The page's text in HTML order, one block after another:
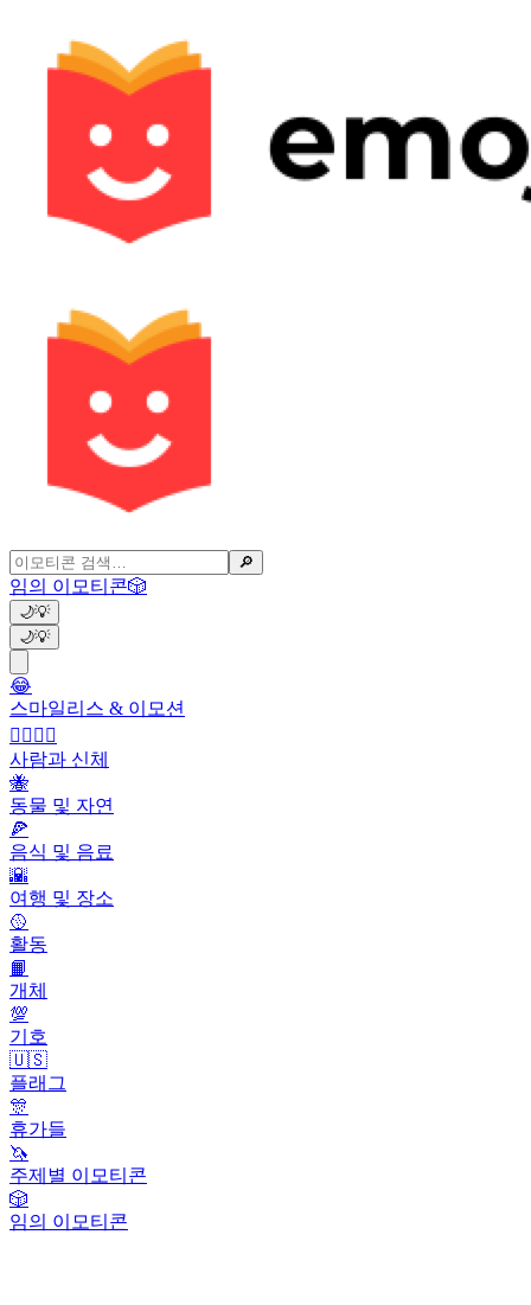
🔎
임의 이모티콘🎲
🌙💡
🌙💡
😂
스마일리스 & 이모션
👩‍❤️‍💋‍👨
사람과 신체
🐝
동물 및 자연
🍕
음식 및 음료
🌇
여행 및 장소
🥎
활동
📙
개체
💯
기호
🇺🇸
플래그
🎊
휴가들
🦄
주제별 이모티콘
🎲
임의 이모티콘